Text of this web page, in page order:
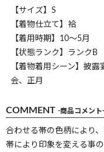
【サイズ】S
【着物仕立て】袷
【着用時期】10～5月
【状態ランク】ランクB
【着物着用シーン】披
会、正月
COMMENT -商品コメント-
合わせる帯の色柄により
帯により印象を変える事